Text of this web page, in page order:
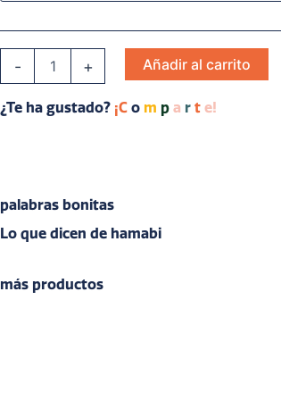
-
composición
cantidad
+ Añadir al carrito
¿Te ha gustado? ¡C o m p a r t e!
palabras bonitas
Lo que dicen de hamabi
más productos